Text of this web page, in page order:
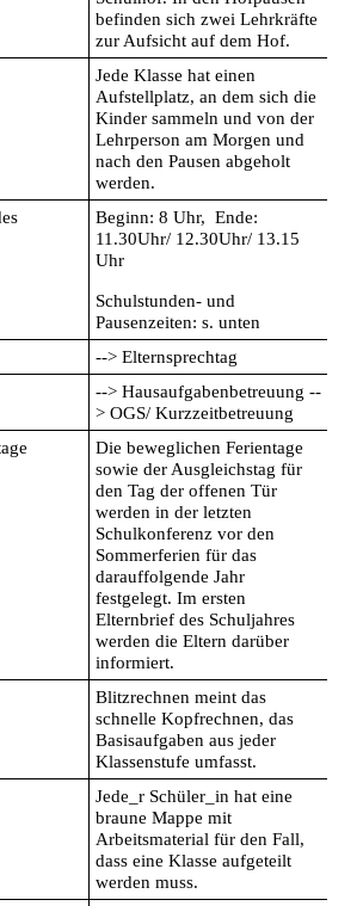
befinden sich zwei Lehrkräfte
zur Aufsicht auf dem Hof.
Jede Klasse hat einen
Aufstellplatz, an dem sich die
Kinder sammeln und von der
Lehrperson am Morgen und
nach den Pausen abgeholt
werden.
Beginn: 8 Uhr, Ende:
11.30Uhr/ 12.30Uhr/ 13.15
Uhr
Schulstunden- und
Pausenzeiten: s. unten
--> Elternsprechtag
--> Hausaufgabenbetreuung --
> OGS/ Kurzzeitbetreuung
Die beweglichen Ferientage
sowie der Ausgleichstag für
den Tag der offenen Tür
werden in der letzten
Schulkonferenz vor den
Sommerferien für das
darauffolgende Jahr
festgelegt. Im ersten
Elternbrief des Schuljahres
werden die Eltern darüber
informiert.
Blitzrechnen meint das
schnelle Kopfrechnen, das
Basisaufgaben aus jeder
Klassenstufe umfasst.
Jede_r Schüler_in hat eine
braune Mappe mit
Arbeitsmaterial für den Fall,
dass eine Klasse aufgeteilt
werden muss.